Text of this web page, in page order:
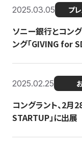
2025.03.05 プ
ソニー銀行とコン
ング「GIVING for
2025.02.25
コングラント、2月
STARTUP」に出展